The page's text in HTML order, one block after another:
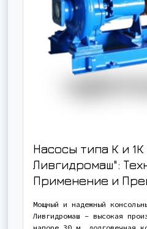
Насосы типа К и
Ливгидромаш":
Применение и
Мощный и надежный
Ливгидромаш - высокая